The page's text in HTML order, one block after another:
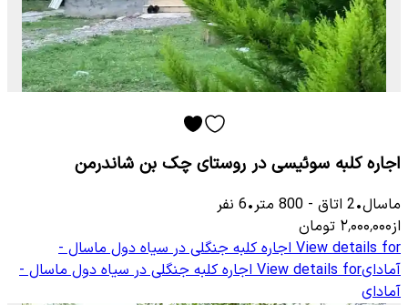
اجاره کلبه سوئیسی در روستای چک بن شاندرمن
ماسال•
2 اتاق -
800 متر•
6 نفر
از۲٬۰۰۰٬۰۰۰ تومان
View details for اجاره کلبه جنگلی در سیاه دول ماسال -
آمادایView details for اجاره کلبه جنگلی در سیاه دول ماسال -
آمادای